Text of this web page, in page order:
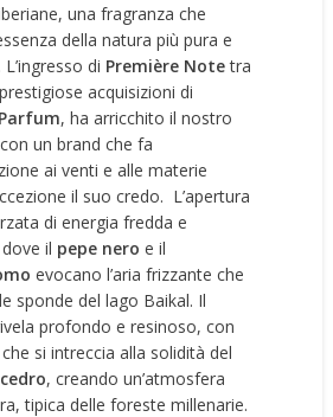
una fragranza che
della natura più pura e
di Première Notetra
acquisizioni di
, ha arricchito il nostro
un brand che fa
ai venti e alle materie
il suo credo. L’apertura
di energia fredda e
il pepe nero e il
evocano l’aria frizzante che
sponde del lago Baikal. Il
profondo e resinoso, con
che si intreccia alla solidità del
, creando un’atmosfera
tipica delle foreste millenarie.